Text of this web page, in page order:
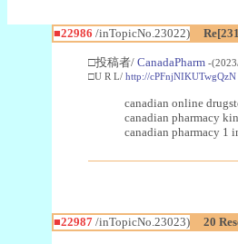
■22986 /inTopicNo.23022)
□投稿者/ CanadaPharm -
□U R L/ http://cPFnjNIKUTwgQzN
canadian online
canadian pharmacy
canadian pharmacy 1
■22987/inTopicNo.23023) 20